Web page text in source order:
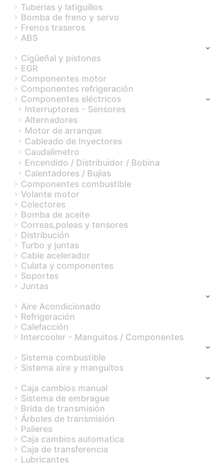
Tuberías y latiguillos
Bomba de freno y servo
Frenos traseros
ABS
Cigüeñal y pistones
EGR
Componentes motor
Componentes refrigeración
Componentes eléctricos
Interruptores - Sensores
Alternadores
Motor de arranque
Cableado de Inyectores
Caudalimetro
Encendido / Distribuidor / Bobina
Calentadores / Bujias
Componentes combustible
Volante motor
Colectores
Bomba de aceite
Correas,poleas y tensores
Distribución
Turbo y juntas
Cable acelerador
Culata y componentes
Soportes
Juntas
Aire Acondicionado
Refrigeración
Calefacción
Intercooler - Manguitos / Componentes
Sistema combustible
Sistema aire y manguitos
Caja cambios manual
Sistema de embrague
Brida de transmisión
Árboles de transmisión
Palieres
Caja cambios automatica
Caja de transferencia
Lubricantes